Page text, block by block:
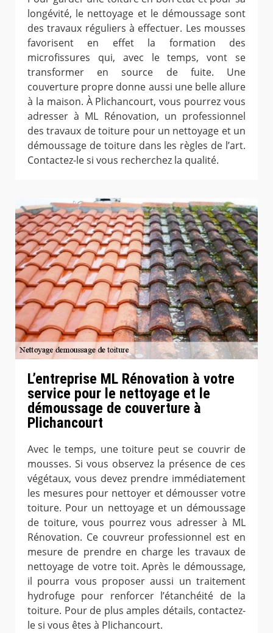
longévité, le nettoyage et le démoussage sont
des travaux réguliers à effectuer. Les mousses
favorisent en effet la formation des
microfissures qui, avec le temps, vont se
transformer en source de fuite. Une
couverture propre donne aussi une belle allure
à la maison. À Plichancourt, vous pourrez vous
adresser à ML Rénovation, un professionnel
des travaux de toiture pour un nettoyage et un
démoussage de toiture dans les règles de l’art.
Contactez-le si vous recherchez la qualité.
L’entreprise ML Rénovation à votre
service pour le nettoyage et le
démoussage de couverture à
Plichancourt
Avec le temps, une toiture peut se couvrir de
mousses. Si vous observez la présence de ces
végétaux, vous devez prendre immédiatement
les mesures pour nettoyer et démousser votre
toiture. Pour un nettoyage et un démoussage
de toiture, vous pourrez vous adresser à ML
Rénovation. Ce couvreur professionnel est en
mesure de prendre en charge les travaux de
nettoyage de votre toit. Après le démoussage,
il pourra vous proposer aussi un traitement
hydrofuge pour renforcer l’étanchéité de la
toiture. Pour de plus amples détails, contactez-
le si vous êtes à Plichancourt.